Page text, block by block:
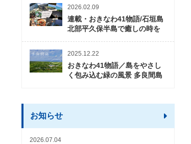
2026年度 かりゆしビーチ営業
期間および営業時間のお知らせ
2026年3月5日〜2026年10月31日 2026年3月20日〜2026年11
2026.02.09
連載・おきなわ41物語/石垣島
北部平久保半島で癒しの時を
2025.12.22
おきなわ41物語／島をやさし
く包み込む緑の風景 多良間島
お知らせ
2026.07.04